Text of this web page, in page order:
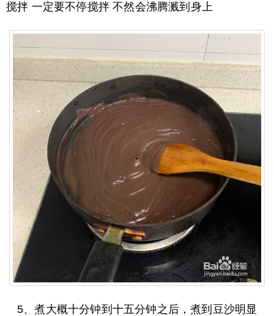
搅拌 一定要不停搅拌 不然会沸腾溅到身上
5、煮大概十分钟到十五分钟之后，煮到豆沙明显